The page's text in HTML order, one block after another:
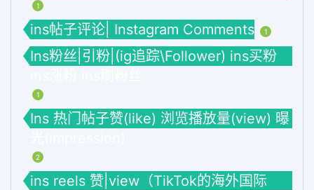
1
ins帖子评论| Instagram Comments 1
Ins粉丝|引粉|(ig追踪\Follower) ins买粉
1
Ins 热门帖子赞(like) 浏览播放量(view) 曝
2
ins reels 赞|view（TikTok的海外国际